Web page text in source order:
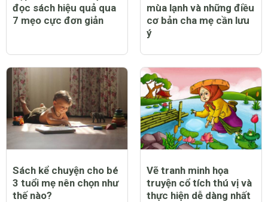
đọc sách hiệu quả qua
7 mẹo cực đơn giản
mùa lạnh và những điều
cơ bản cha mẹ cần lưu
ý
Sách kể chuyện cho bé
3 tuổi mẹ nên chọn như
thế nào?
Vẽ tranh minh họa
truyện cổ tích thú vị và
thực hiện dễ dàng nhất